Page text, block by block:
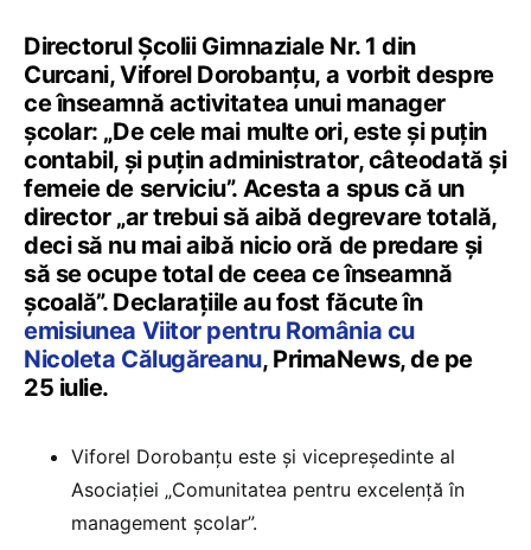
Directorul Școlii Gimnaziale Nr. 1 din
Curcani, Viforel Dorobanțu, a vorbit despre
ce înseamnă activitatea unui manager
școlar: „De cele mai multe ori, este și puțin
contabil, și puțin administrator, câteodată și
femeie de serviciu”. Acesta a spus că un
director „ar trebui să aibă degrevare totală,
deci să nu mai aibă nicio oră de predare și
să se ocupe total de ceea ce înseamnă
școală”. Declarațiile au fost făcute în
emisiunea Viitor pentru România cu
Nicoleta Călugăreanu, PrimaNews, de pe
25 iulie.
Viforel Dorobanțu este și vicepreședinte al
Asociației „Comunitatea pentru excelență în
management școlar”.